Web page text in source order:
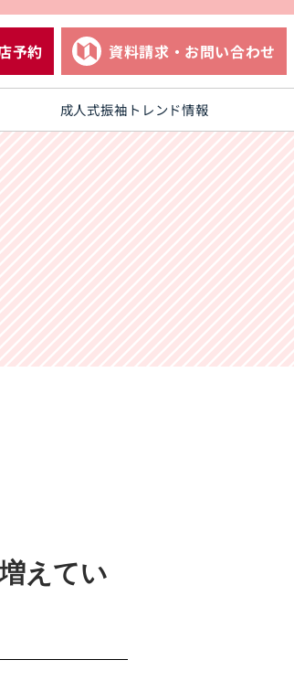
予約 資料請求・お問い合わせ
成人式振袖トレンド情報
えてい